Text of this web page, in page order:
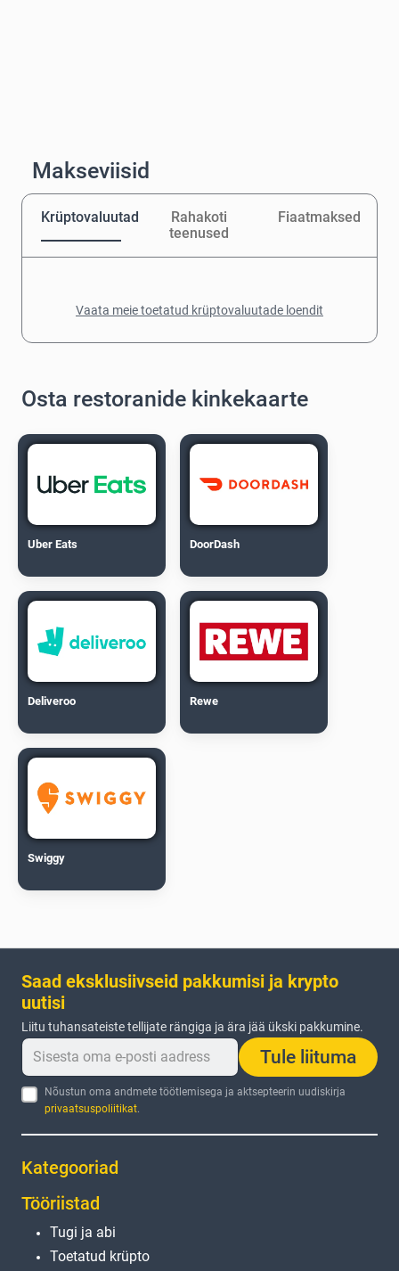
Makseviisid
Krüptovaluutad
Rahakoti
teenused
Fiaatmaksed
Vaata meie toetatud krüptovaluutade loendit
Osta restoranide kinkekaarte
Uber Eats DoorDash
Deliveroo Rewe
Swiggy
Saad eksklusiivseid pakkumisi ja krypto
uutisi
Liitu tuhansateiste tellijate rängiga ja ära jää ükski pakkumine.
Tule liituma
Nõustun oma andmete töötlemisega ja aktsepteerin uudiskirja
privaatsuspoliitikat.
Kategooriad
Tööriistad
Tugi ja abi
Toetatud krüpto